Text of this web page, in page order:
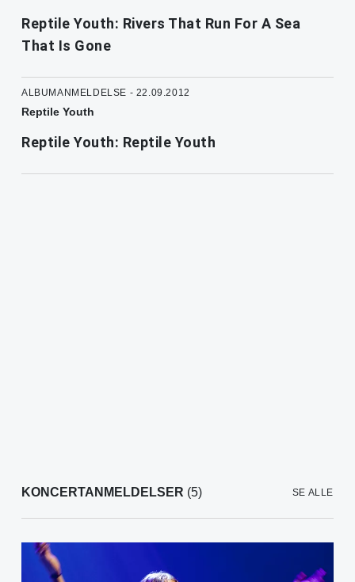
Reptile Youth: Rivers That Run For A Sea
That Is Gone
ALBUMANMELDELSE - 22.09.2012
Reptile Youth
Reptile Youth: Reptile Youth
KONCERTANMELDELSER (5) SE ALLE